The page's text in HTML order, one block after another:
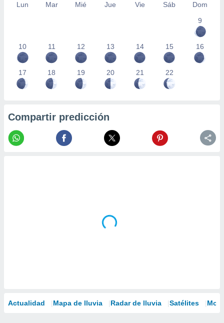
Lun Mar Mié Jue Vie Sáb
Dom
9
10 11 12 13 14 15 16
17 18 19 20 21 22
Compartir predicción
Actualidad Mapa de lluvia Radar de lluvia Satélites